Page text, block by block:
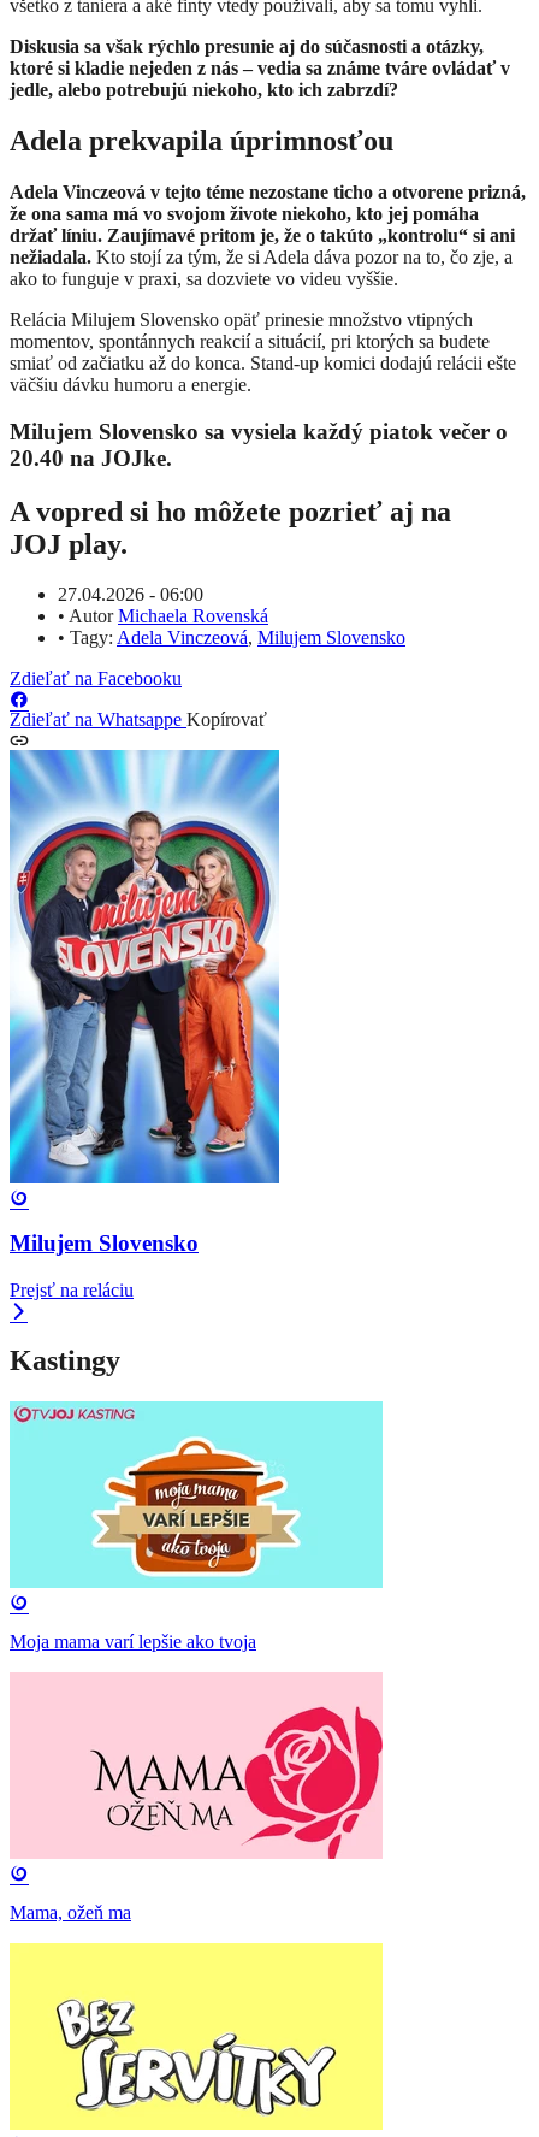
všetko z taniera a aké finty vtedy používali, aby sa tomu vyhli.
Diskusia sa však rýchlo presunie aj do súčasnosti a otázky,
ktoré si kladie nejeden z nás – vedia sa známe tváre ovládať v
jedle, alebo potrebujú niekoho, kto ich zabrzdí?
Adela prekvapila úprimnosťou
Adela Vinczeová v tejto téme nezostane ticho a otvorene prizná,
že ona sama má vo svojom živote niekoho, kto jej pomáha
držať líniu. Zaujímavé pritom je, že o takúto „kontrolu“ si ani
nežiadala. Kto stojí za tým, že si Adela dáva pozor na to, čo zje, a
ako to funguje v praxi, sa dozviete vo videu vyššie.
Relácia Milujem Slovensko opäť prinesie množstvo vtipných
momentov, spontánnych reakcií a situácií, pri ktorých sa budete
smiať od začiatku až do konca. Stand-up komici dodajú relácii ešte
väčšiu dávku humoru a energie.
Milujem Slovensko sa vysiela každý piatok večer o
20.40 na JOJke.
A vopred si ho môžete pozrieť aj na
JOJ play.
27.04.2026 - 06:00
• AutorMichaela Rovenská
• Tagy: Adela Vinczeová, Milujem Slovensko
Zdieľať na Facebooku
Zdieľať na Whatsappe Kopírovať
Milujem Slovensko
Prejsť na reláciu
Kastingy
Moja mama varí lepšie ako tvoja
Mama, ožeň ma